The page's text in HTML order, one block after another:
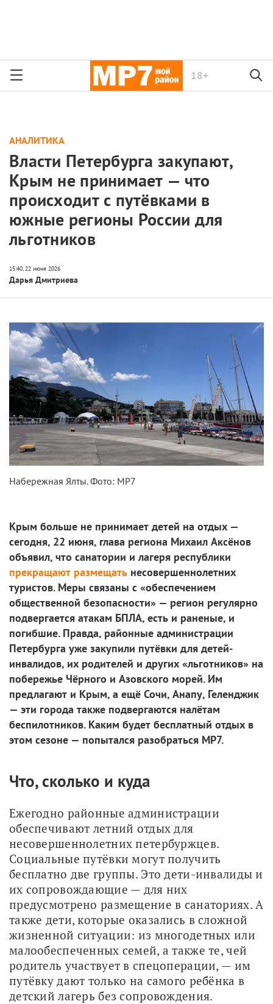
18+
АНАЛИТИКА
Власти Петербурга закупают,
Крым не принимает — что
происходит с путёвками в
южные регионы России для
льготников
Дарья Дмитриева
Набережная Ялты. Фото: МР7
Крым больше не принимает детей на отдых —
сегодня, 22 июня, глава региона Михаил Аксёнов
объявил, что санатории и лагеря республики
прекращают размещать несовершеннолетних
туристов. Меры связаны с «обеспечением
общественной безопасности» — регион регулярно
подвергается атакам БПЛА, есть и раненые, и
погибшие. Правда, районные администрации
Петербурга уже закупили путёвки для детей-
инвалидов, их родителей и других «льготников» на
побережье Чёрного и Азовского морей. Им
предлагают и Крым, а ещё Сочи, Анапу, Геленджик
— эти города также подвергаются налётам
беспилотников. Каким будет бесплатный отдых в
этом сезоне — попытался разобраться МР7.
Что, сколько и куда
Ежегодно районные администрации
обеспечивают летний отдых для
несовершеннолетних петербуржцев.
Социальные путёвки могут получить
бесплатно две группы. Это дети-инвалиды и
их сопровождающие — для них
предусмотрено размещение в санаториях. А
также дети, которые оказались в сложной
жизненной ситуации: из многодетных или
малообеспеченных семей, а также те, чей
родитель участвует в спецоперации, — им
путёвку дают только на самого ребёнка в
детский лагерь без сопровождения.